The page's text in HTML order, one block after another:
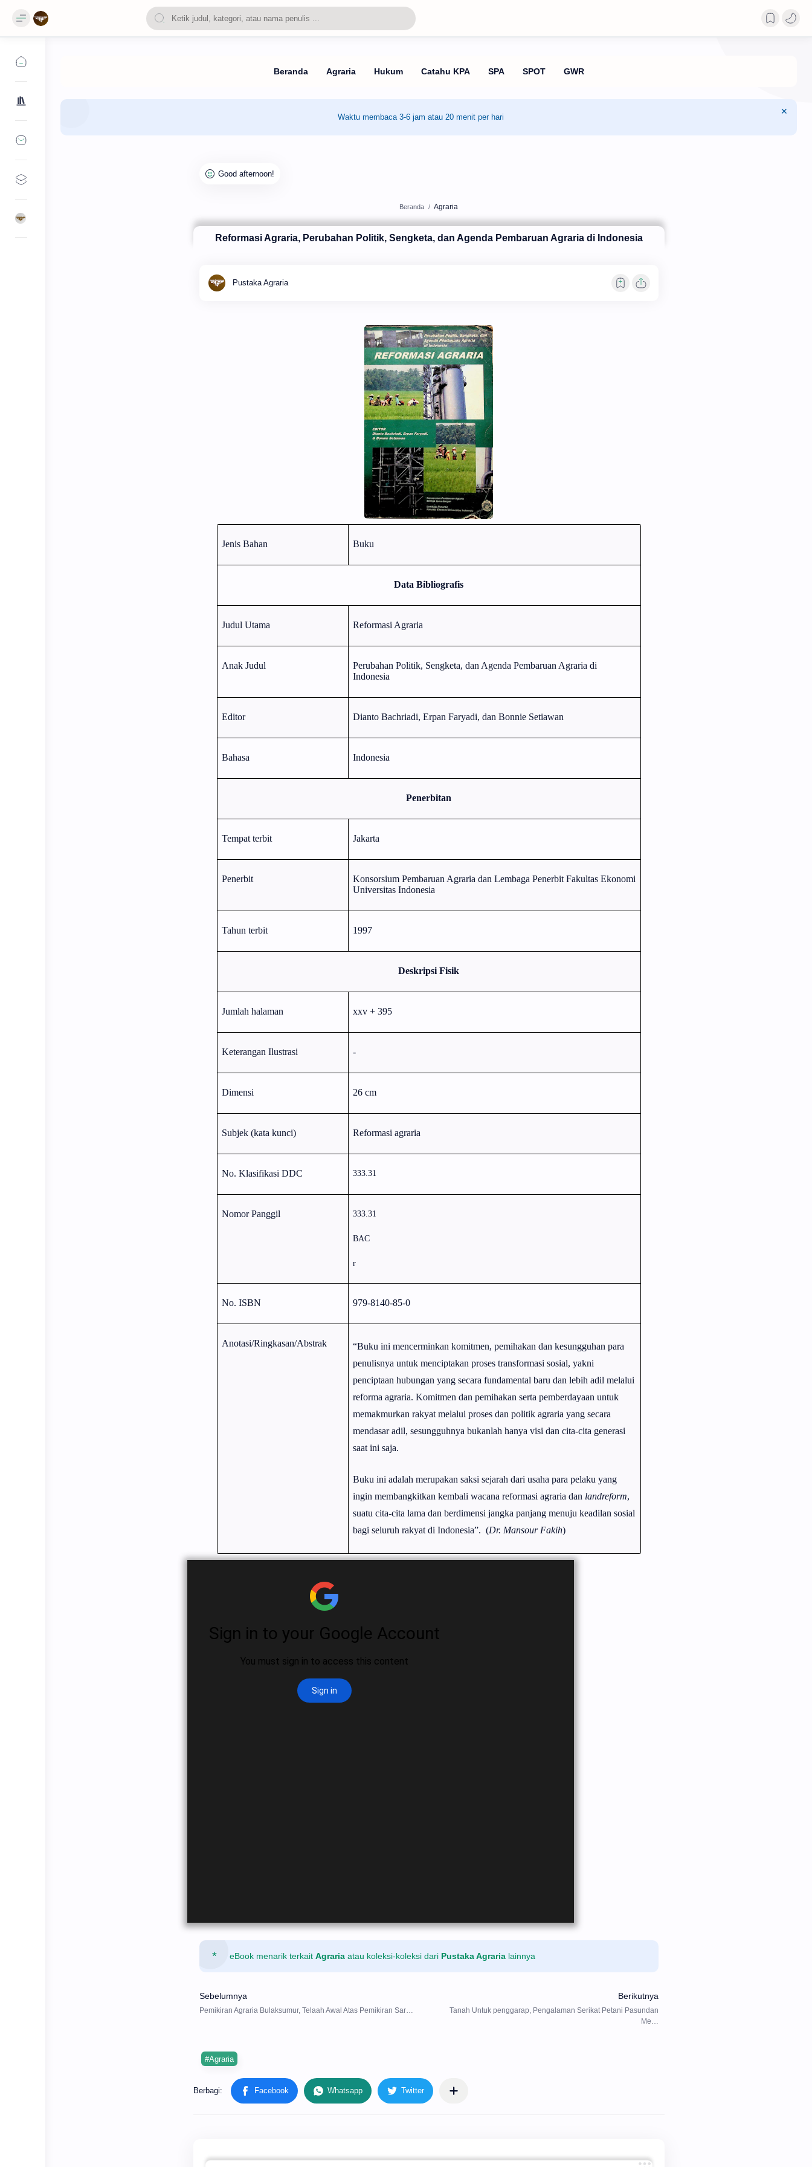
Waktu membaca 3-6 jam atau 20 menit per hari
Beranda Agraria
Reformasi Agraria, Perubahan Politik, Sengketa, dan Agenda Pembaruan Agraria di Indonesia
Jenis Bahan Buku
Data Bibliografis
Judul Utama Reformasi Agraria
Anak Judul
Perubahan Politik, Sengketa, dan Agenda Pembaruan Agraria di
Indonesia
Editor Dianto Bachriadi, Erpan Faryadi, dan Bonnie Setiawan
Bahasa Indonesia
Penerbitan
Tempat terbit Jakarta
Penerbit
Konsorsium Pembaruan Agraria dan Lembaga Penerbit Fakultas Ekonomi
Universitas Indonesia
Tahun terbit 1997
Deskripsi Fisik
Jumlah halaman xxv + 395
Keterangan Ilustrasi -
Dimensi 26 cm
Subjek (kata kunci) Reformasi agraria
No. Klasifikasi DDC 333.31
Nomor Panggil 333.31
BAC
r
No. ISBN 979-8140-85-0
Anotasi/Ringkasan/Abstrak
“Buku ini mencerminkan komitmen, pemihakan dan kesungguhan para
penulisnya untuk menciptakan proses transformasi sosial, yakni
penciptaan hubungan yang secara fundamental baru dan lebih adil melalui
reforma agraria. Komitmen dan pemihakan serta pemberdayaan untuk
memakmurkan rakyat melalui proses dan politik agraria yang secara
mendasar adil, sesungguhnya bukanlah hanya visi dan cita-cita generasi
saat ini saja.
Buku ini adalah merupakan saksi sejarah dari usaha para pelaku yang
ingin membangkitkan kembali wacana reformasi agraria dan landreform,
suatu cita-cita lama dan berdimensi jangka panjang menuju keadilan sosial
bagi seluruh rakyat di Indonesia”. (Dr. Mansour Fakih)
eBook menarik terkait Agrariaatau koleksi-koleksi dari Pustaka Agrarialainnya
#Agraria